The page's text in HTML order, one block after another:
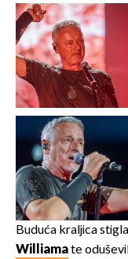
Buduća kraljica
Williamate